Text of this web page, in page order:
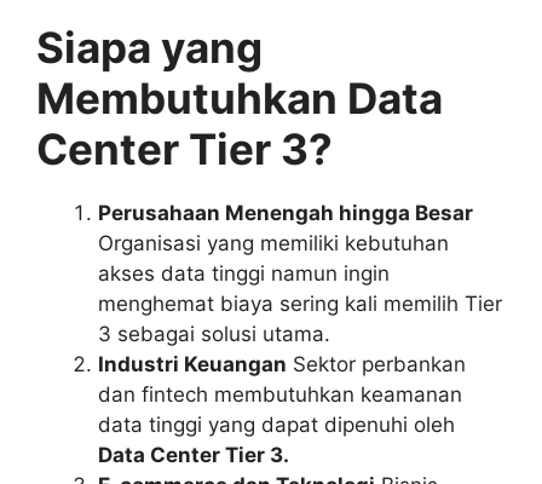
Siapa yang
Membutuhkan Data
Center Tier 3?
Perusahaan Menengah hingga Besar
Organisasi yang memiliki kebutuhan
akses data tinggi namun ingin
menghemat biaya sering kali memilih Tier
3 sebagai solusi utama.
Industri Keuangan Sektor perbankan
dan fintech membutuhkan keamanan
data tinggi yang dapat dipenuhi oleh
Data Center Tier 3.